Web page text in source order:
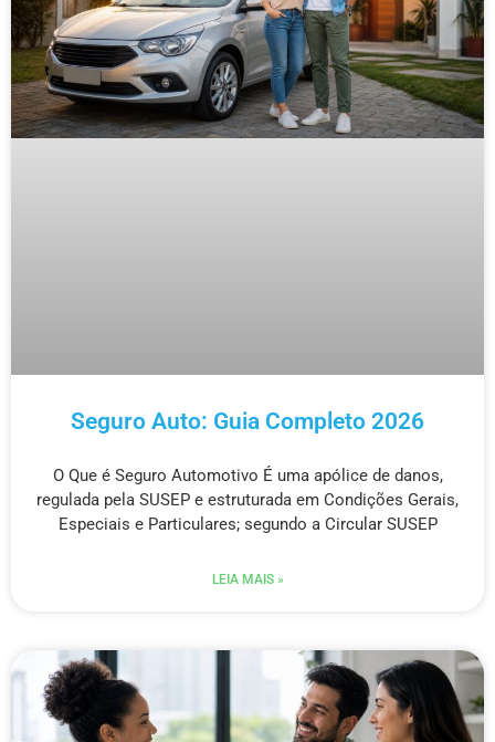
Seguro Auto: Guia Completo 2026
O Que é Seguro Automotivo É uma apólice de danos,
regulada pela SUSEP e estruturada em Condições Gerais,
Especiais e Particulares; segundo a Circular SUSEP
LEIA MAIS »